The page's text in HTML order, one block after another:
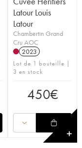
Latour Louis
Latour
Chambertin Grand
Cru AOC
2023
Lot de 1 bouteille |
3 en stock
450€
✕